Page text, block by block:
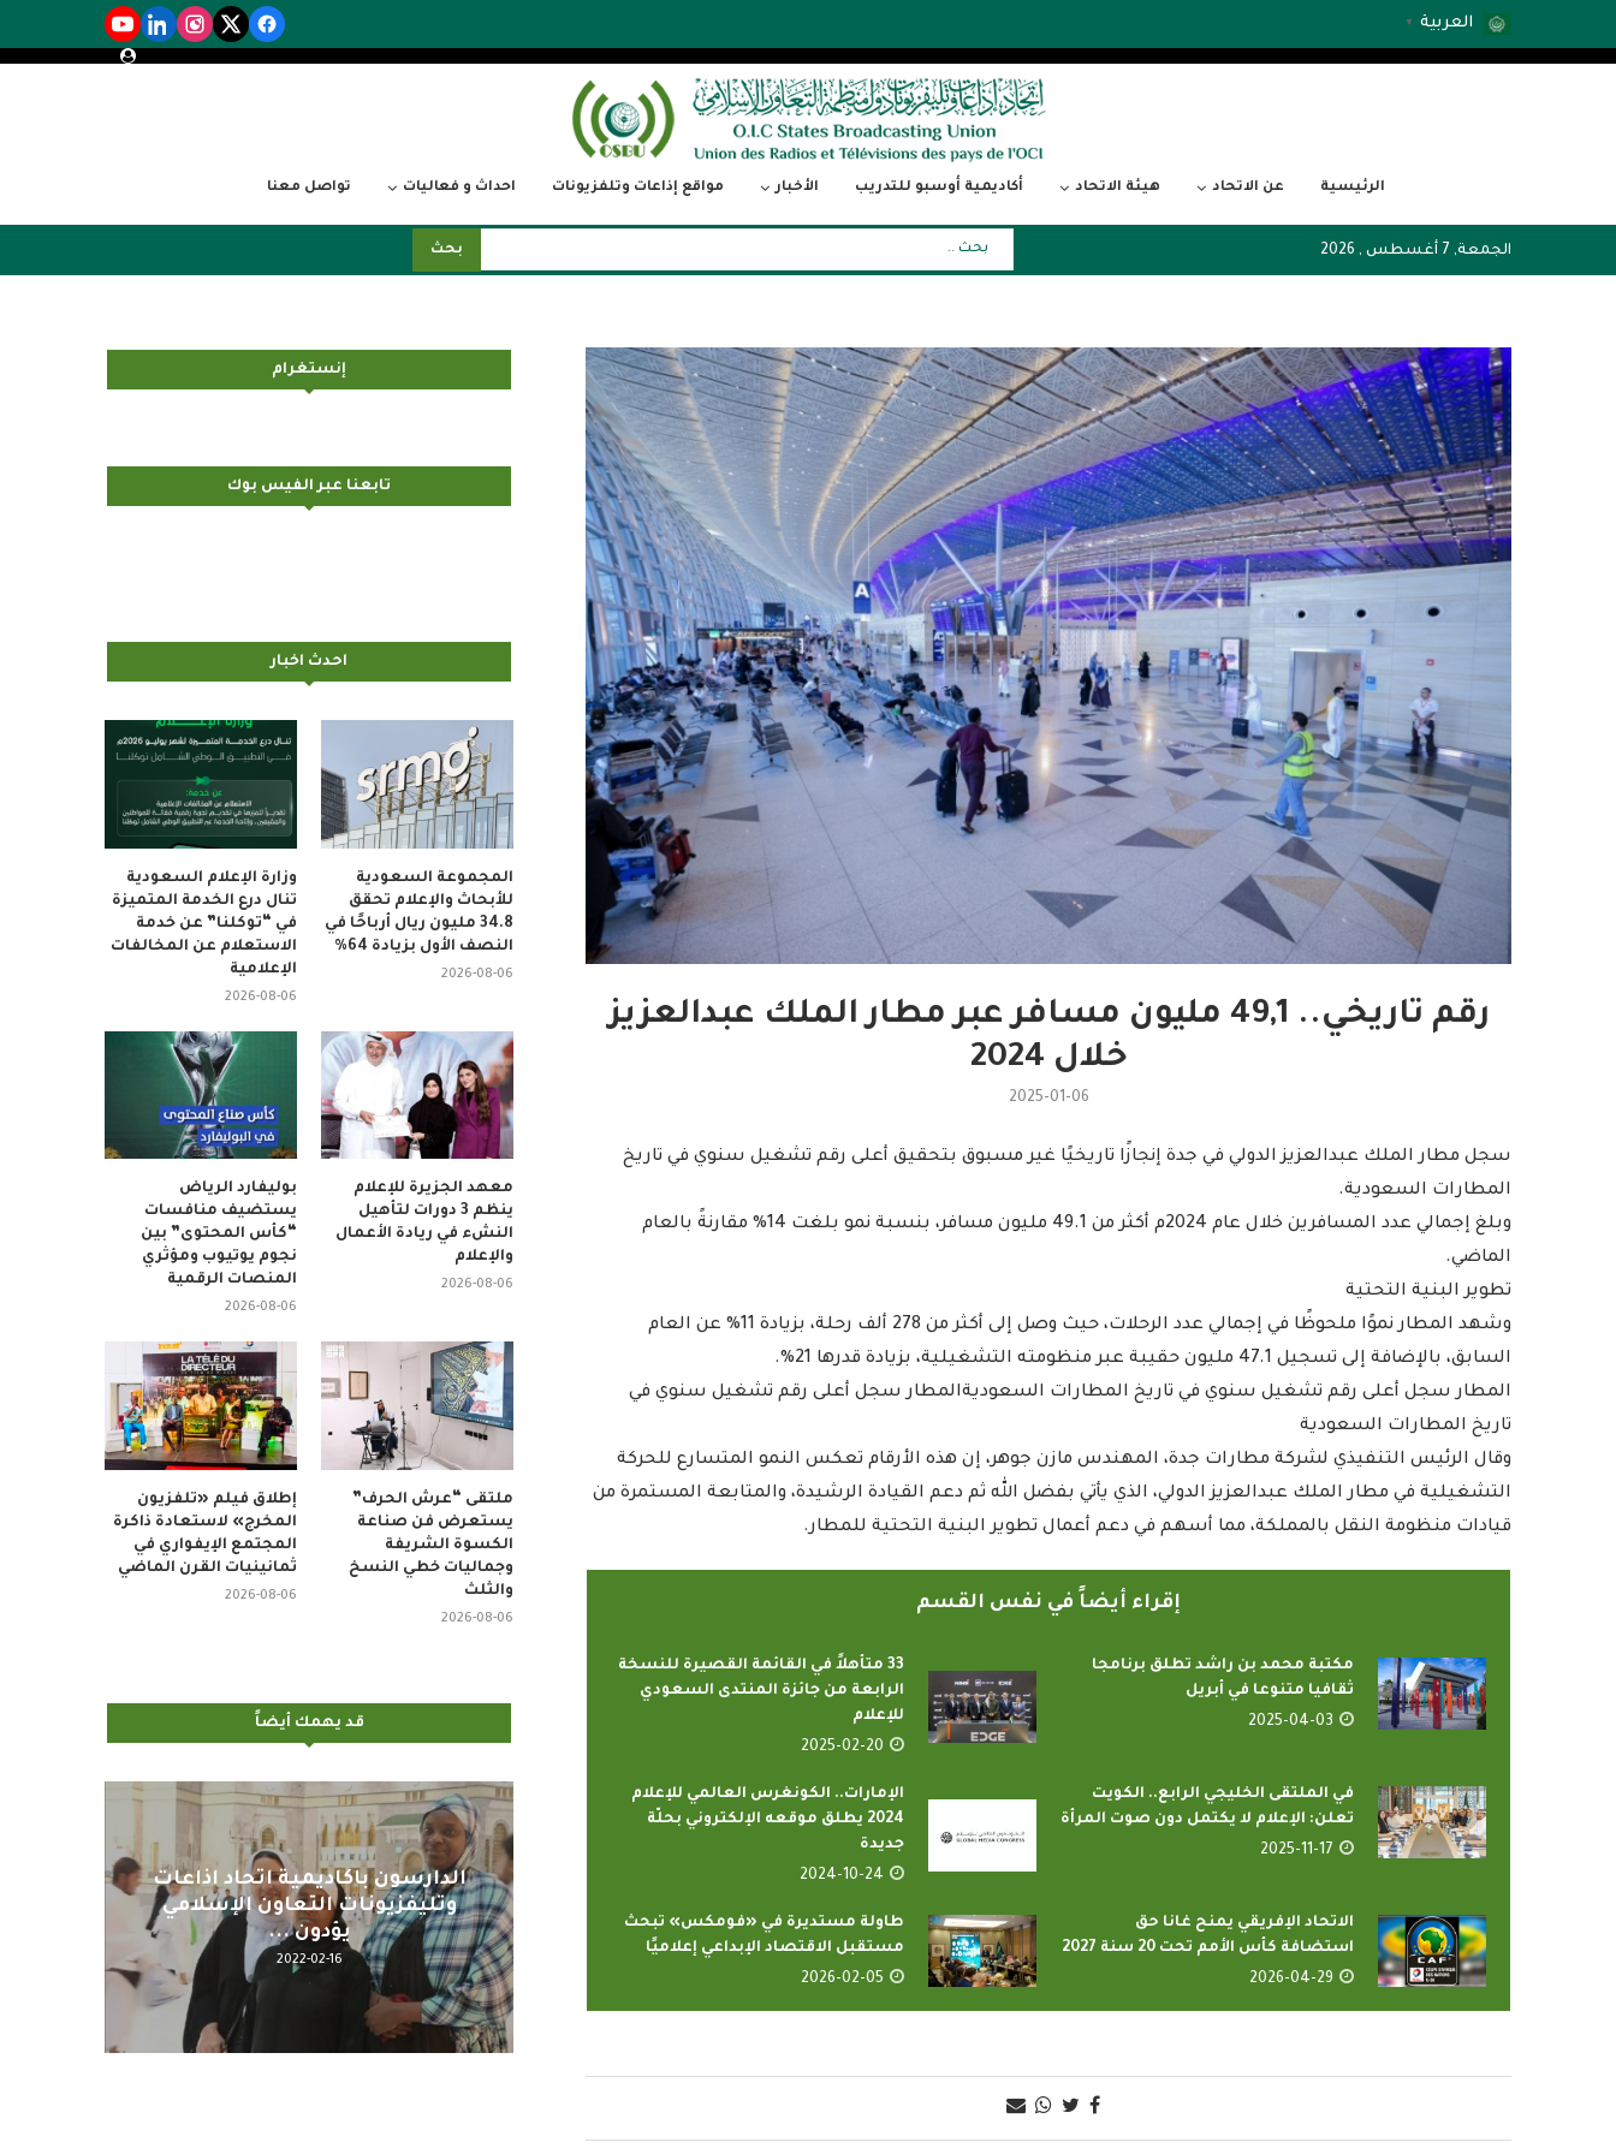
العربية ▼
الرئيسية عن الاتحاد هيئة الاتحاد أكاديمية أوسبو للتدريب الأخبار مواقع إذاعات وتلفزيونات احداث و فعاليات تواصل معنا
الجمعة, 7 أغسطس , 2026 بحث
رقم تاريخي.. 49,1 مليون مسافر عبر مطار الملك عبدالعزيز
خلال 2024
2025-01-06
سجل مطار الملك عبدالعزيز الدولي في جدة إنجازًا تاريخيًا غير مسبوق بتحقيق أعلى رقم تشغيل سنوي في تاريخ
المطارات السعودية.
وبلغ إجمالي عدد المسافرين خلال عام 2024م أكثر من 49.1 مليون مسافر، بنسبة نمو بلغت 14% مقارنةً بالعام
الماضي.
تطوير البنية التحتية
وشهد المطار نموًا ملحوظًا في إجمالي عدد الرحلات، حيث وصل إلى أكثر من 278 ألف رحلة، بزيادة 11% عن العام
السابق، بالإضافة إلى تسجيل 47.1 مليون حقيبة عبر منظومته التشغيلية، بزيادة قدرها 21%.
المطار سجل أعلى رقم تشغيل سنوي في تاريخ المطارات السعوديةالمطار سجل أعلى رقم تشغيل سنوي في
تاريخ المطارات السعودية
وقال الرئيس التنفيذي لشركة مطارات جدة، المهندس مازن جوهر، إن هذه الأرقام تعكس النمو المتسارع للحركة
التشغيلية في مطار الملك عبدالعزيز الدولي، الذي يأتي بفضل الله ثم دعم القيادة الرشيدة، والمتابعة المستمرة من
قيادات منظومة النقل بالمملكة، مما أسهم في دعم أعمال تطوير البنية التحتية للمطار.
إقراء أيضاً في نفس القسم
مكتبة محمد بن راشد تطلق برنامجا
ثقافيا متنوعا في أبريل
2025-04-03
33 متأهلاً في القائمة القصيرة للنسخة
الرابعة من جائزة المنتدى السعودي
للإعلام
2025-02-20
في الملتقى الخليجي الرابع.. الكويت
تعلن: الإعلام لا يكتمل دون صوت المرأة
2025-11-17
الإمارات.. الكونغرس العالمي للإعلام
2024 يطلق موقعه الإلكتروني بحلّة
جديدة
2024-10-24
الاتحاد الإفريقي يمنح غانا حق
استضافة كأس الأمم تحت 20 سنة 2027
2026-04-29
طاولة مستديرة في «فومكس» تبحث
مستقبل الاقتصاد الإبداعي إعلاميًا
2026-02-05
إنستغرام
تابعنا عبر الفيس بوك
احدث اخبار
وزارة الإعلام السعودية
تنال درع الخدمة المتميزة
في “توكلنا” عن خدمة
الاستعلام عن المخالفات
الإعلامية
2026-08-06
المجموعة السعودية
للأبحاث والإعلام تحقق
34.8 مليون ريال أرباحًا في
النصف الأول بزيادة 64%
2026-08-06
بوليفارد الرياض
يستضيف منافسات
“كأس المحتوى” بين
نجوم يوتيوب ومؤثري
المنصات الرقمية
2026-08-06
معهد الجزيرة للإعلام
ينظم 3 دورات لتأهيل
النشء في ريادة الأعمال
والإعلام
2026-08-06
إطلاق فيلم «تلفزيون
المخرج» لاستعادة ذاكرة
المجتمع الإيفواري في
ثمانينيات القرن الماضي
2026-08-06
ملتقى “عرش الحرف”
يستعرض فن صناعة
الكسوة الشريفة
وجماليات خطي النسخ
والثلث
2026-08-06
قد يهمك أيضاً
بمدينة الإنتاج...
يدعو الدول الأعضاء...
2022-04-12
الدارسون باكاديمية اتحاد اذاعات
يؤدون ...
2022-02-16
اليوم : المشاركة بالاجتماع
التحضيري لمنظمي قمة اسيا...
2022-04-12